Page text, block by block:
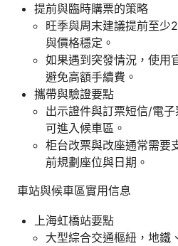
提前與臨時購票的策略
旺季與周末建議提前至少
與價格穩定。
如果遇到突發情況，使用
避免高額手續費。
攜帶與驗證要點
出示證件與訂票短信/電
可進入候車區。
柜台改票與改座通常需要
前規劃座位與日期。
車站與候車區實用信息
上海虹橋站要點
大型綜合交通樞紐，地鐵